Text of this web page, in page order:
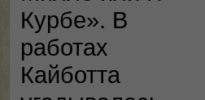
Курбе». В
работах
Кайботта